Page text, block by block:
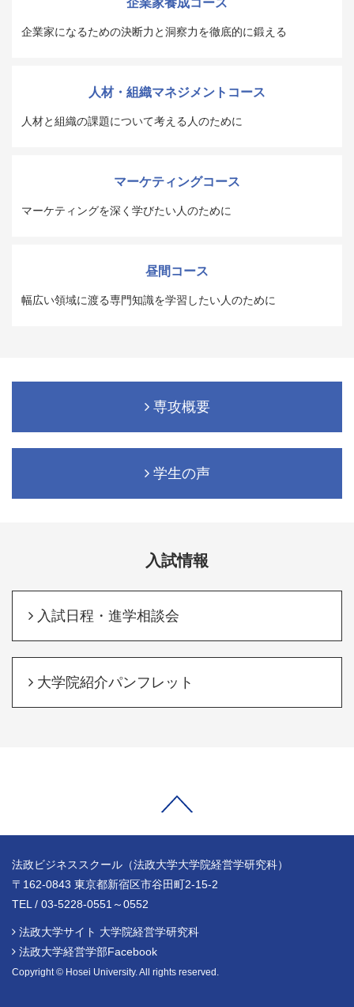
企業家になるための決断力と洞察力を徹底的に鍛える
人材・組織マネジメントコース
人材と組織の課題について考える人のために
マーケティングコース
マーケティングを深く学びたい人のために
昼間コース
幅広い領域に渡る専門知識を学習したい人のために
専攻概要
学生の声
入試情報
入試日程・進学相談会
大学院紹介パンフレット
法政ビジネススクール（法政大学大学院経営学研究科）
〒162-0843 東京都新宿区市谷田町2-15-2
TEL / 03-5228-0551～0552
法政大学サイト 大学院経営学研究科
法政大学経営学部Facebook
Copyright © Hosei University. All rights reserved.